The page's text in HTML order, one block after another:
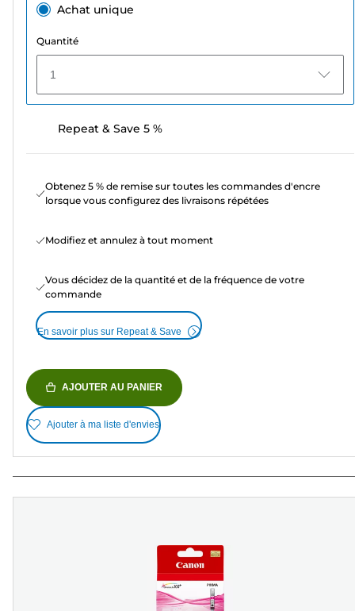
Achat unique
Quantité
1
Repeat & Save 5 %
Obtenez 5 % de remise sur toutes les commandes d'encre
lorsque vous configurez des livraisons répétées
Modifiez et annulez à tout moment
Vous décidez de la quantité et de la fréquence de votre
commande
En savoir plus sur Repeat & Save
AJOUTER AU PANIER
Ajouter à ma liste d'envies